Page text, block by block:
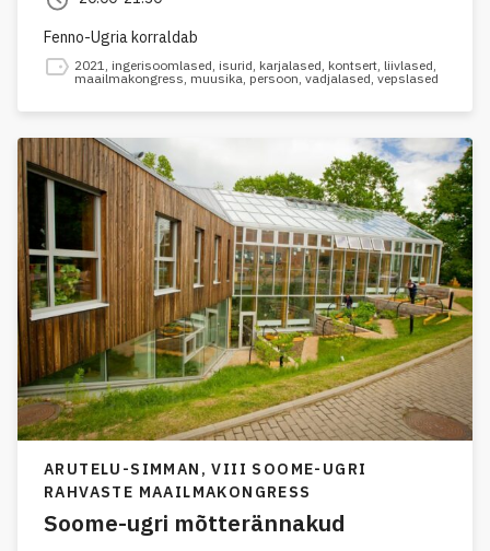
Fenno-Ugria korraldab
2021 ingerisoomlased isurid karjalased kontsert liivlased
maailmakongress muusika persoon vadjalased vepslased
ARUTELU-SIMMAN,VIII SOOME-UGRI
RAHVASTE MAAILMAKONGRESS
Soome-ugri mõtterännakud